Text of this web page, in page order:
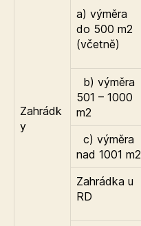
Zahrádk
y
a) výměra
do 500 m2
(včetně)
b) výměra
501 – 1000
m2
c) výměra
nad 1001 m2
Zahrádka u
RD